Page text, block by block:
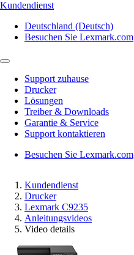
Kundendienst
Deutschland (Deutsch)
Besuchen Sie Lexmark.com
Support zuhause
Drucker
Lösungen
Treiber & Downloads
Garantie & Service
Support kontaktieren
Besuchen Sie Lexmark.com
Kundendienst
Drucker
Lexmark C9235
Anleitungsvideos
Video details